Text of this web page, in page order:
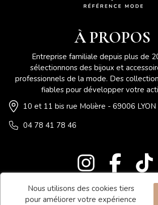
À PROPOS
Entreprise familiale depuis plus de
sélectionnons des bijoux et
professionnels de la mode. Des
fiables pour développer votre
10 et 11 bis rue Molière - 69006 LYON
04 78 41 78 46
Blog
Nous utilisons des cookies tiers
pour améliorer votre expérience